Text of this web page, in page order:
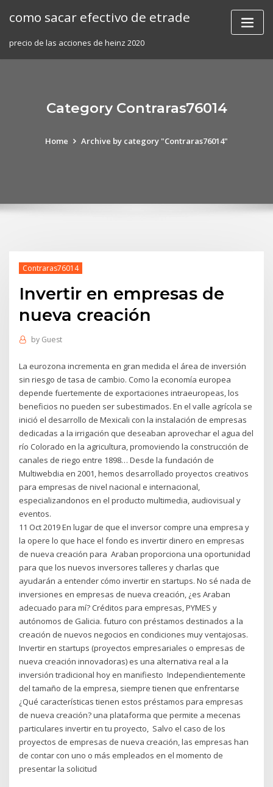
como sacar efectivo de etrade
precio de las acciones de heinz 2020
Category Contraras76014
Home Archive by category "Contraras76014"
Contraras76014
Invertir en empresas de
nueva creación
by Guest
La eurozona incrementa en gran medida el área de inversión
sin riesgo de tasa de cambio. Como la economía europea
depende fuertemente de exportaciones intraeuropeas, los
beneficios no pueden ser subestimados. En el valle agrícola se
inició el desarrollo de Mexicali con la instalación de empresas
dedicadas a la irrigación que deseaban aprovechar el agua del
río Colorado en la agricultura, promoviendo la construcción de
canales de riego entre 1898… Desde la fundación de
Multiwebdia en 2001, hemos desarrollado proyectos creativos
para empresas de nivel nacional e internacional,
especializandonos en el producto multimedia, audiovisual y
eventos.
11 Oct 2019 En lugar de que el inversor compre una empresa y
la opere lo que hace el fondo es invertir dinero en empresas
de nueva creación para Araban proporciona una oportunidad
para que los nuevos inversores talleres y charlas que
ayudarán a entender cómo invertir en startups. No sé nada de
inversiones en empresas de nueva creación, ¿es Araban
adecuado para mí? Créditos para empresas, PYMES y
autónomos de Galicia. futuro con préstamos destinados a la
creación de nuevos negocios en condiciones muy ventajosas.
Invertir en startups (proyectos empresariales o empresas de
nueva creación innovadoras) es una alternativa real a la
inversión tradicional hoy en manifiesto Independientemente
del tamaño de la empresa, siempre tienen que enfrentarse
¿Qué características tienen estos préstamos para empresas
de nueva creación? una plataforma que permite a mecenas
particulares invertir en tu proyecto, Salvo el caso de los
proyectos de empresas de nueva creación, las empresas han
de contar con uno o más empleados en el momento de
presentar la solicitud